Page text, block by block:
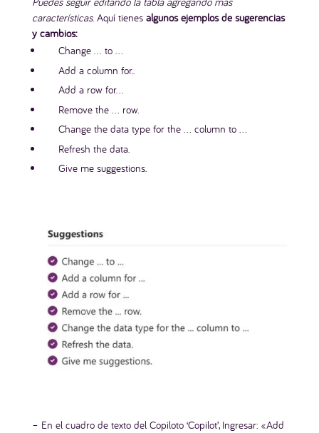
características. Aquí tienes algunos ejemplos de sugerencias
y cambios:
Change … to …
Add a column for..
Add a row for…
Remove the … row.
Change the data type for the … column to …
Refresh the data.
Give me suggestions.
– En el cuadro de texto del Copiloto ‘Copilot’, Ingresar: «Add